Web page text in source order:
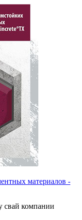
материалов -
свай компании